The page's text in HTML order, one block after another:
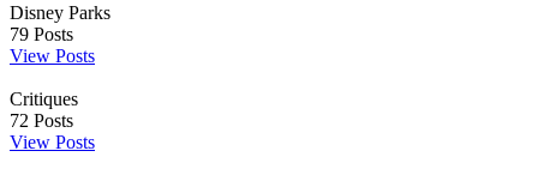
Disney Parks
79 Posts
View Posts
Critiques
72 Posts
View Posts